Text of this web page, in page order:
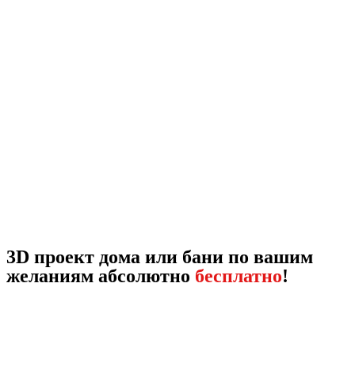
3D проект дома или бани по вашим
желаниям абсолютно бесплатно!